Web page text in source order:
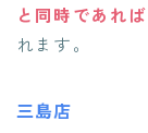
と同時であれば
れます。
三島店